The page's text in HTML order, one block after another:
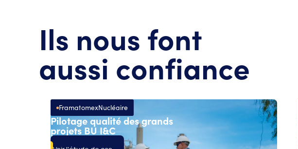
Ils nous font
aussi confiance
FramatomexNucléaire
Pilotage qualité des grands
projets BU I&C